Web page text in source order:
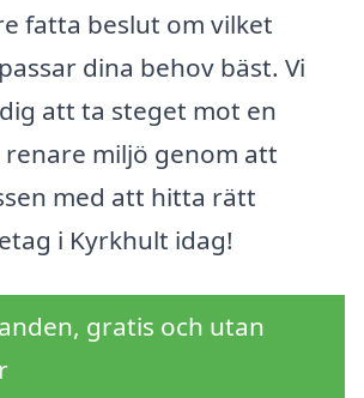
fatta beslut om vilket
dina behov bäst. Vi
att ta steget mot en
miljö genom att
med att hitta rätt
i Kyrkhult idag!
gratis och utan